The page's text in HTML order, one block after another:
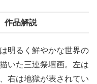
作品解説
明るく鮮やかな世界の
いた三連祭壇画。左は
右は地獄が表されてい